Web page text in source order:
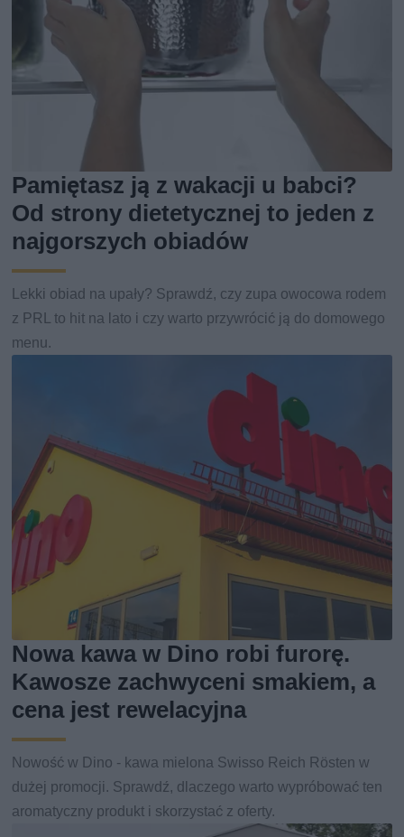
Pamiętasz ją z wakacji u babci?
Od strony dietetycznej to jeden z
najgorszych obiadów
Lekki obiad na upały? Sprawdź, czy zupa owocowa rodem
z PRL to hit na lato i czy warto przywrócić ją do domowego
menu.
Nowa kawa w Dino robi furorę.
Kawosze zachwyceni smakiem, a
cena jest rewelacyjna
Nowość w Dino - kawa mielona Swisso Reich Rösten w
dużej promocji. Sprawdź, dlaczego warto wypróbować ten
aromatyczny produkt i skorzystać z oferty.